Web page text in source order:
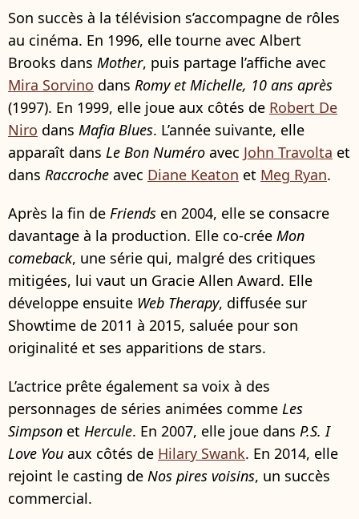
Son succès à la télévision s’accompagne de rôles
au cinéma. En 1996, elle tourne avec Albert
Brooks dans Mother, puis partage l’affiche avec
Mira Sorvino dans Romy et Michelle, 10 ans après
(1997). En 1999, elle joue aux côtés de Robert De
Niro dans Mafia Blues. L’année suivante, elle
apparaît dans Le Bon Numéro avec John Travolta et
dans Raccroche avec Diane Keaton et Meg Ryan.
Après la fin de Friends en 2004, elle se consacre
davantage à la production. Elle co-crée Mon
comeback, une série qui, malgré des critiques
mitigées, lui vaut un Gracie Allen Award. Elle
développe ensuite Web Therapy, diffusée sur
Showtime de 2011 à 2015, saluée pour son
originalité et ses apparitions de stars.
L’actrice prête également sa voix à des
personnages de séries animées comme Les
Simpson et Hercule. En 2007, elle joue dans P.S. I
Love You aux côtés de Hilary Swank. En 2014, elle
rejoint le casting de Nos pires voisins, un succès
commercial.